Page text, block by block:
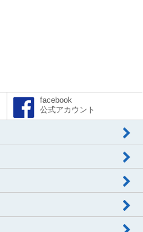
facebook
公式アカウント